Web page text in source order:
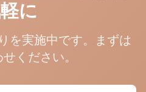
に
を実施中です。まずは
ください。